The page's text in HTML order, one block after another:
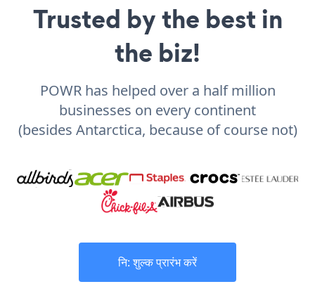
Trusted by the best in
the biz!
POWR has helped over a half million
businesses on every continent
(besides Antarctica, because of course not)
नि: शुल्क प्रारंभ करें